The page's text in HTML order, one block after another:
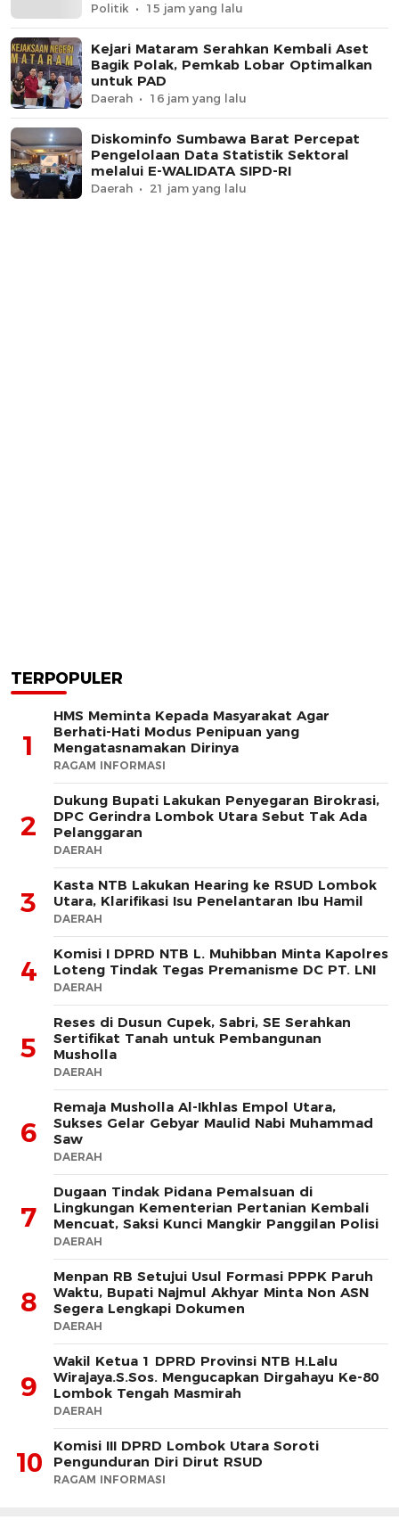
Politik 15 jam yang lalu
Kejari Mataram Serahkan Kembali Aset
Bagik Polak, Pemkab Lobar Optimalkan
untuk PAD
Daerah 16 jam yang lalu
Diskominfo Sumbawa Barat Percepat
Pengelolaan Data Statistik Sektoral
melalui E-WALIDATA SIPD-RI
Daerah 21 jam yang lalu
TERPOPULER
1
HMS Meminta Kepada Masyarakat Agar
Berhati-Hati Modus Penipuan yang
Mengatasnamakan Dirinya
RAGAM INFORMASI
2
Dukung Bupati Lakukan Penyegaran Birokrasi,
DPC Gerindra Lombok Utara Sebut Tak Ada
Pelanggaran
DAERAH
3
Kasta NTB Lakukan Hearing ke RSUD Lombok
Utara, Klarifikasi Isu Penelantaran Ibu Hamil
DAERAH
4
Komisi I DPRD NTB L. Muhibban Minta Kapolres
Loteng Tindak Tegas Premanisme DC PT. LNI
DAERAH
5
Reses di Dusun Cupek, Sabri, SE Serahkan
Sertifikat Tanah untuk Pembangunan
Musholla
DAERAH
6
Remaja Musholla Al-Ikhlas Empol Utara,
Sukses Gelar Gebyar Maulid Nabi Muhammad
Saw
DAERAH
7
Dugaan Tindak Pidana Pemalsuan di
Lingkungan Kementerian Pertanian Kembali
Mencuat, Saksi Kunci Mangkir Panggilan Polisi
DAERAH
8
Menpan RB Setujui Usul Formasi PPPK Paruh
Waktu, Bupati Najmul Akhyar Minta Non ASN
Segera Lengkapi Dokumen
DAERAH
9
Wakil Ketua 1 DPRD Provinsi NTB H.Lalu
Wirajaya.S.Sos. Mengucapkan Dirgahayu Ke-80
Lombok Tengah Masmirah
DAERAH
10
Komisi III DPRD Lombok Utara Soroti
Pengunduran Diri Dirut RSUD
RAGAM INFORMASI